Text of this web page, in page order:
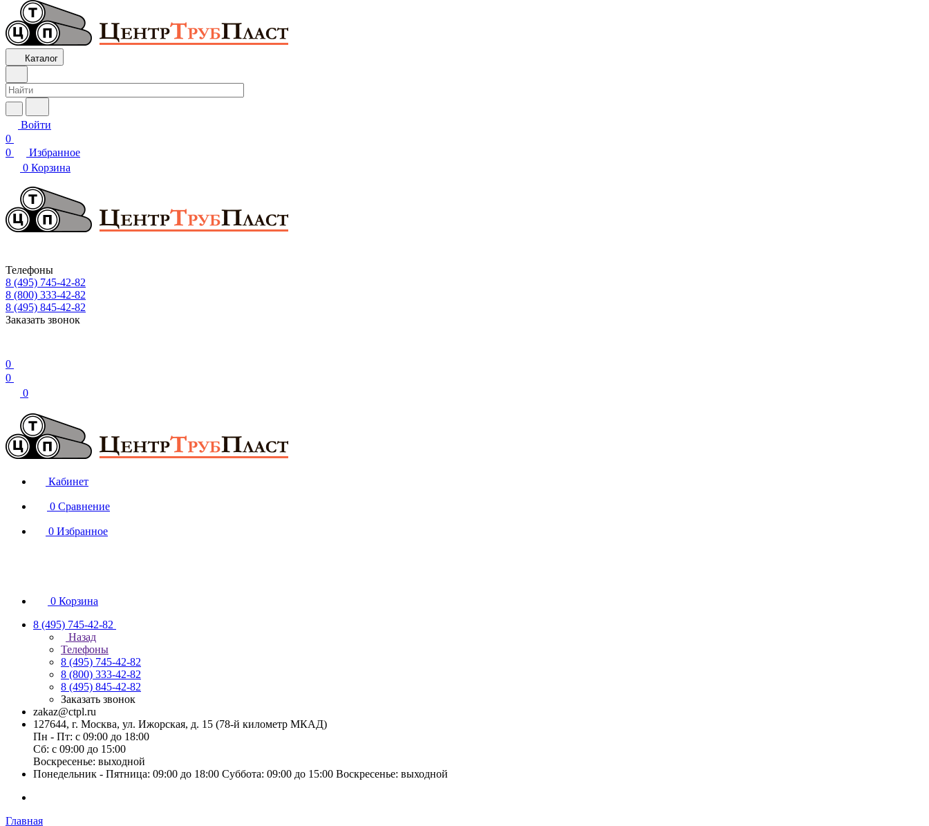
Каталог
Войти
0
0
Избранное
0 Корзина
Телефоны
8 (495) 745-42-82
8 (800) 333-42-82
8 (495) 845-42-82
Заказать звонок
0
0
0
Кабинет
0 Сравнение
0 Избранное
0 Корзина
8 (495) 745-42-82
Назад
Телефоны
8 (495) 745-42-82
8 (800) 333-42-82
8 (495) 845-42-82
Заказать звонок
zakaz@ctpl.ru
127644, г. Москва, ул. Ижорская, д. 15 (78-й километр МКАД)
Пн - Пт: с 09:00 до 18:00
Сб: с 09:00 до 15:00
Воскресенье: выходной
Понедельник - Пятница: 09:00 до 18:00 Суббота: 09:00 до 15:00 Воскресенье: выходной
Главная